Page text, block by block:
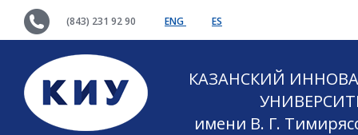
(843) 231 92 90 ENG ES
КАЗАНСКИЙ
имени В. Г.